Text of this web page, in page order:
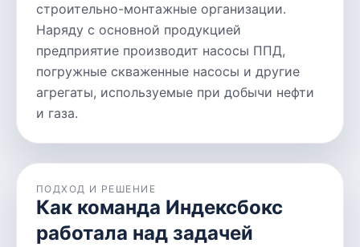
строительно-монтажные организации.
Наряду с основной продукцией
предприятие производит насосы ППД,
погружные скваженные насосы и другие
агрегаты, используемые при добычи нефти
и газа.
ПОДХОД И РЕШЕНИЕ
Как команда Индексбокс
работала над задачей